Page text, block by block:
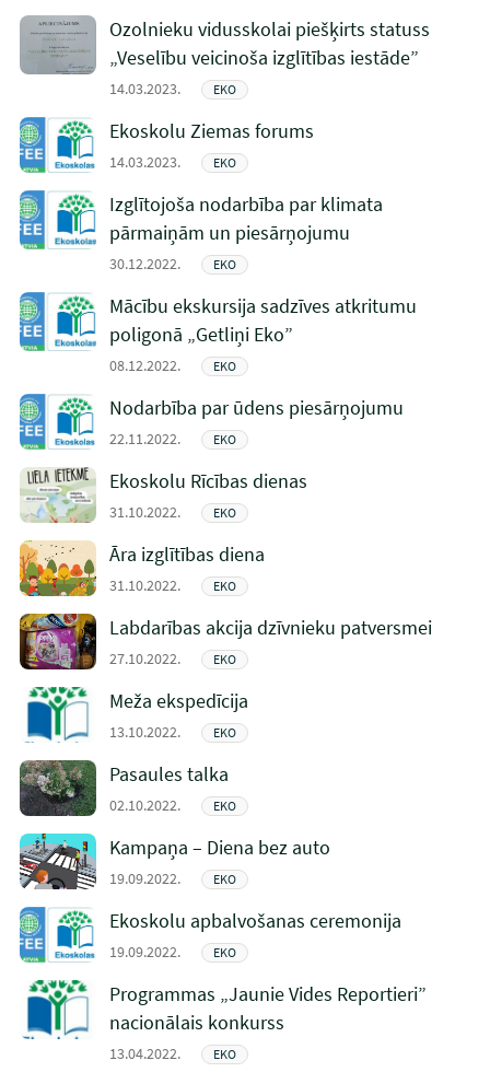
Ozolnieku vidusskolai piešķirts statuss
„Veselību veicinoša izglītības iestāde”
14.03.2023. EKO
Ekoskolu Ziemas forums
14.03.2023. EKO
Izglītojoša nodarbība par klimata
pārmaiņām un piesārņojumu
30.12.2022. EKO
Mācību ekskursija sadzīves atkritumu
poligonā „Getliņi Eko”
08.12.2022. EKO
Nodarbība par ūdens piesārņojumu
22.11.2022. EKO
Ekoskolu Rīcības dienas
31.10.2022. EKO
Āra izglītības diena
31.10.2022. EKO
Labdarības akcija dzīvnieku patversmei
27.10.2022. EKO
Meža ekspedīcija
13.10.2022. EKO
Pasaules talka
02.10.2022. EKO
Kampaņa – Diena bez auto
19.09.2022. EKO
Ekoskolu apbalvošanas ceremonija
19.09.2022. EKO
Programmas „Jaunie Vides Reportieri”
nacionālais konkurss
13.04.2022. EKO